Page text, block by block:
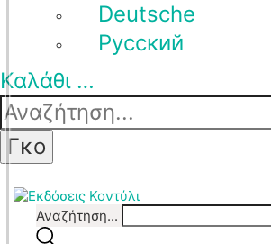
Deutsche
Pусский
Καλάθι …
Αναζήτηση...